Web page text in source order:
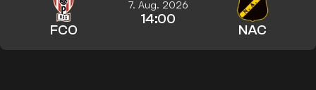
FCO
7. Aug. 2026
14:00
NAC